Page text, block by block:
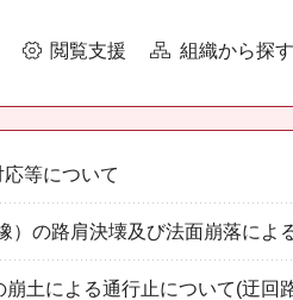
閲覧支援 組織から探す
等について
）の路肩決壊及び法面崩落によ
土による通行止について(迂回